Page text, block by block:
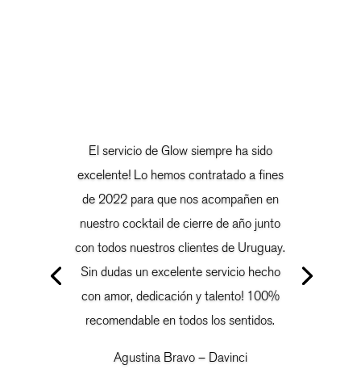
El servicio de Glow siempre ha sido
excelente! Lo hemos contratado a fines
de 2022 para que nos acompañen en
nuestro cocktail de cierre de año junto
con todos nuestros clientes de Uruguay.
Sin dudas un excelente servicio hecho
con amor, dedicación y talento! 100%
recomendable en todos los sentidos.
Agustina Bravo – Davinci